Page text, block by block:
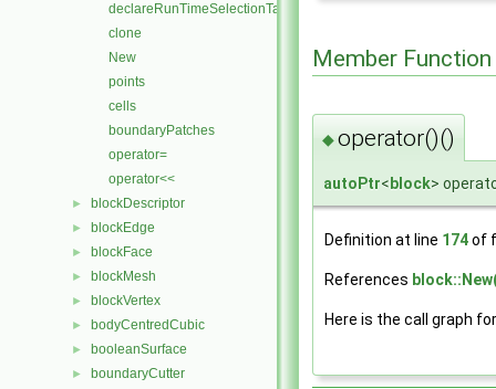
declareRunTimeSelectionTable
clone
New
points
cells
boundaryPatches
operator=
operator<<
► blockDescriptor
► blockEdge
► blockFace
► blockMesh
► blockVertex
► bodyCentredCubic
► booleanSurface
► boundaryCutter
Member
◆operator()()
autoPtr<block>
Definition at line 174of
References
Here is the call graph